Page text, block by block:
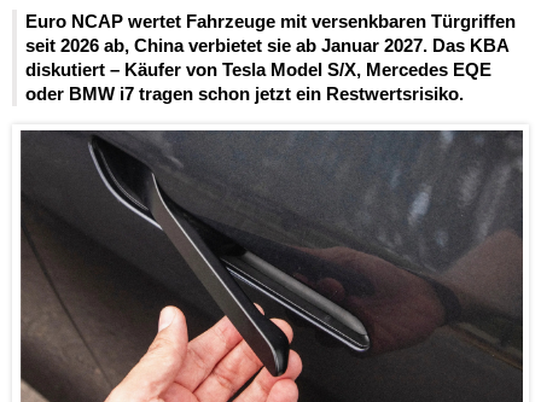
Euro NCAP wertet Fahrzeuge mit versenkbaren Türgriffen
seit 2026 ab, China verbietet sie ab Januar 2027. Das KBA
diskutiert – Käufer von Tesla Model S/X, Mercedes EQE
oder BMW i7 tragen schon jetzt ein Restwertsrisiko.